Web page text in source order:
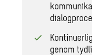
genom